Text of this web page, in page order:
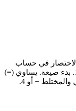
في حساب
الورقة النشطة. +9. عرض قائمة سياقية. +10. بدء صيغة. يساوي (=)
+ أو 4.